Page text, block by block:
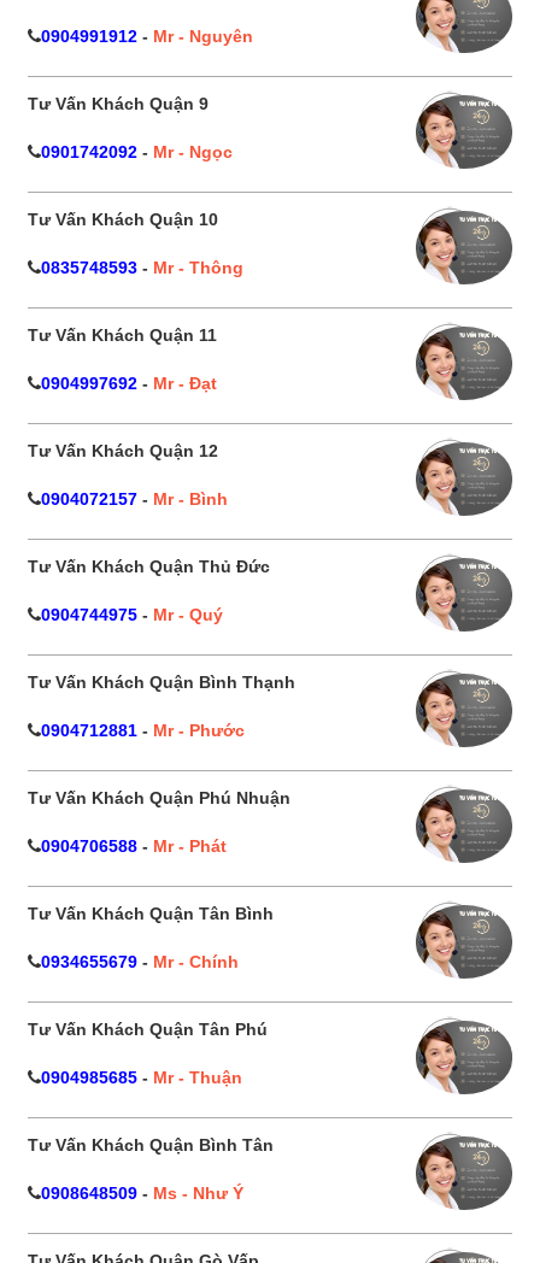
0904991912 - Mr - Nguyên
Tư Vấn Khách Quận 9
0901742092 - Mr - Ngọc
Tư Vấn Khách Quận 10
0835748593 - Mr - Thông
Tư Vấn Khách Quận 11
0904997692 - Mr - Đạt
Tư Vấn Khách Quận 12
0904072157 - Mr - Bình
Tư Vấn Khách Quận Thủ Đức
0904744975 - Mr - Quý
Tư Vấn Khách Quận Bình Thạnh
0904712881 - Mr - Phước
Tư Vấn Khách Quận Phú Nhuận
0904706588 - Mr - Phát
Tư Vấn Khách Quận Tân Bình
0934655679 - Mr - Chính
Tư Vấn Khách Quận Tân Phú
0904985685 - Mr - Thuận
Tư Vấn Khách Quận Bình Tân
0908648509 - Ms - Như Ý